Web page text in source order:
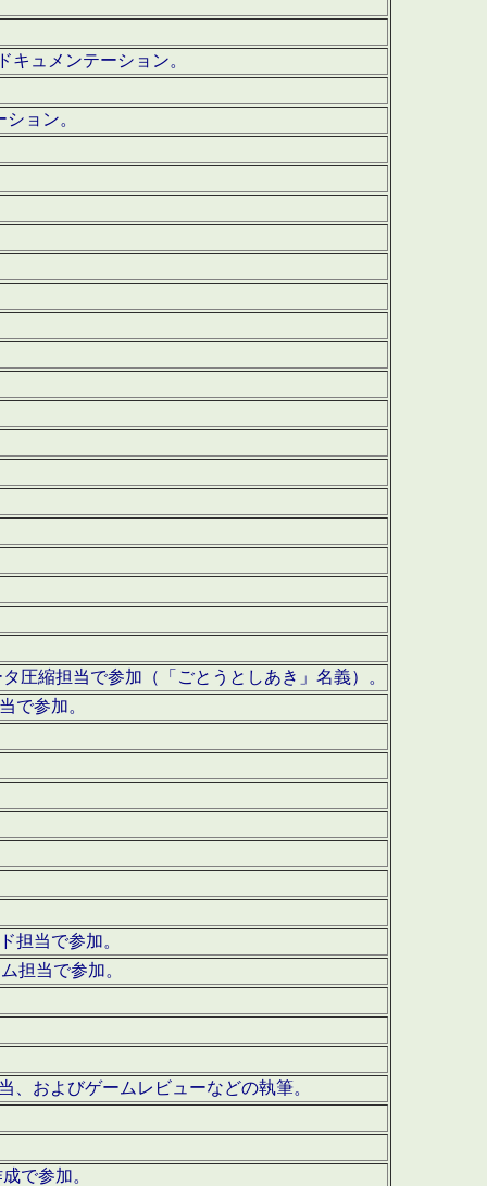
キュメンテーション。
ョン。
圧縮担当で参加（「ごとうとしあき」名義）。
で参加。
担当で参加。
担当で参加。
、およびゲームレビューなどの執筆。
で参加。